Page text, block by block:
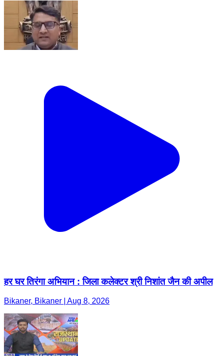
हर घर तिरंगा अभियान : जिला कलेक्टर श्री निशांत जैन की अपील
Bikaner, Bikaner | Aug 8, 2026